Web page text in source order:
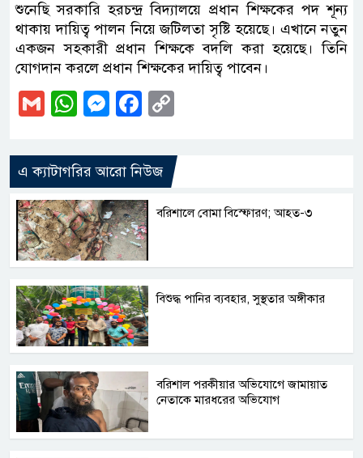
শুনেছি সরকারি হরচন্দ্র বিদ্যালয়ে প্রধান শিক্ষকের পদ শূন্য
থাকায় দায়িত্ব পালন নিয়ে জটিলতা সৃষ্টি হয়েছে। এখানে নতুন
একজন সহকারী প্রধান শিক্ষকে বদলি করা হয়েছে। তিনি
যোগদান করলে প্রধান শিক্ষকের দায়িত্ব পাবেন।
GmailWhatsApp
Messenger
Facebook
এ ক্যাটাগরির আরো নিউজ
বরিশালে বোমা বিস্ফোরণ; আহত-৩
বিশুদ্ধ পানির ব্যবহার, সুস্থতার অঙ্গীকার
বরিশাল পরকীয়ার অভিযোগে জামায়াত
নেতাকে মারধরের অভিযোগ